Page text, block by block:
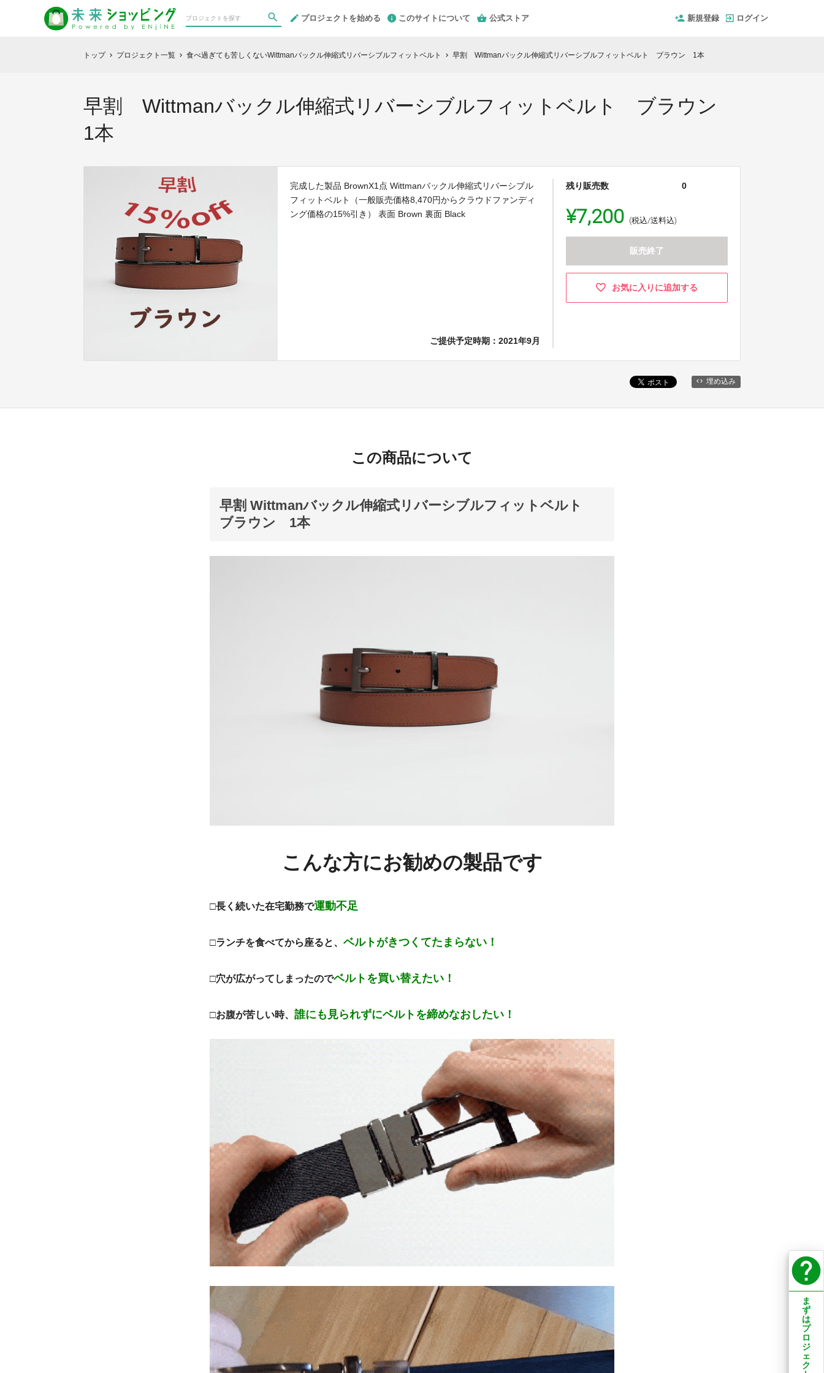
プロジェクトを始める このサイトについて 公式ストア 新規登録 ログイン
トップ chevron_right プロジェクト一覧 chevron_right 食べ過ぎても苦しくないWittmanバックル伸縮式リバーシブルフィットベルト chevron_right 早割 Wittmanバックル伸縮式リバーシブルフィットベルト ブラウン 1本
早割 Wittmanバックル伸縮式リバーシブルフィットベルト ブラウン
1本
完成した製品 BrownX1点 Wittmanバックル伸縮式リバーシブル
フィットベルト（一般販売価格8,470円からクラウドファンディ
ング価格の15%引き） 表面 Brown 裏面 Black
ご提供予定時期：2021年9月
残り販売数 0
¥7,200 (税込/送料込)
販売終了
お気に入りに追加する
埋め込み
この商品について
早割 Wittmanバックル伸縮式リバーシブルフィットベルト
ブラウン 1本
こんな方にお勧めの製品です
□長く続いた在宅勤務で運動不足
□ランチを食べてから座ると、 ベルトがきつくてたまらない！
□穴が広がってしまったのでベルトを買い替えたい！
□お腹が苦しい時、 誰にも見られずにベルトを締めなおしたい！
help
ま
ず
は
プ
ロ
ジ
ェ
ク